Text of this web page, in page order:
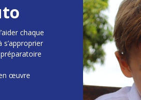
chaque
œuvre